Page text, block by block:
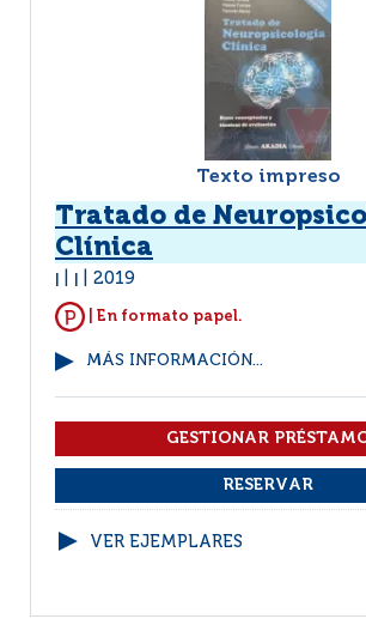
Texto impreso
Tratado de
Clínica
2019
| En formato papel.
MÁS INFORMACIÓN...
VER EJEMPLARES